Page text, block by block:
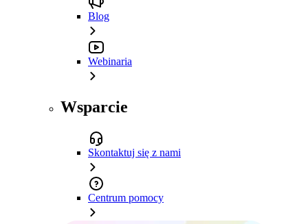
Blog
Webinaria
Wsparcie
Skontaktuj się z nami
Centrum pomocy